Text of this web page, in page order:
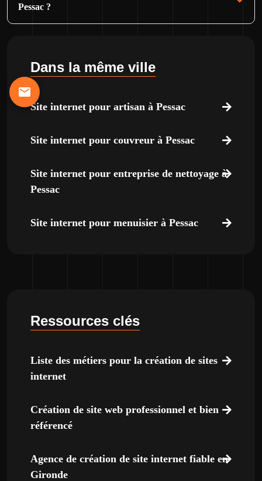
Pessac ?
Dans la même ville
Site internet pour artisan à Pessac
Site internet pour couvreur à Pessac
Site internet pour entreprise de nettoyage à
Pessac
Site internet pour menuisier à Pessac
Ressources clés
Liste des métiers pour la création de sites
internet
Création de site web professionnel et bien
référencé
Agence de création de site internet fiable en
Gironde